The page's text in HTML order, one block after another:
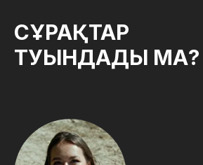
СҰРАҚТАР
ТУЫНДАДЫ МА?